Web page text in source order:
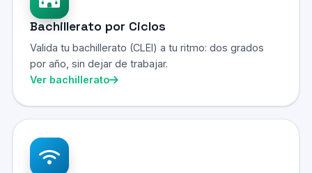
Bachillerato por Ciclos
Valida tu bachillerato (CLEI) a tu ritmo: dos grados
por año, sin dejar de trabajar.
Ver bachillerato